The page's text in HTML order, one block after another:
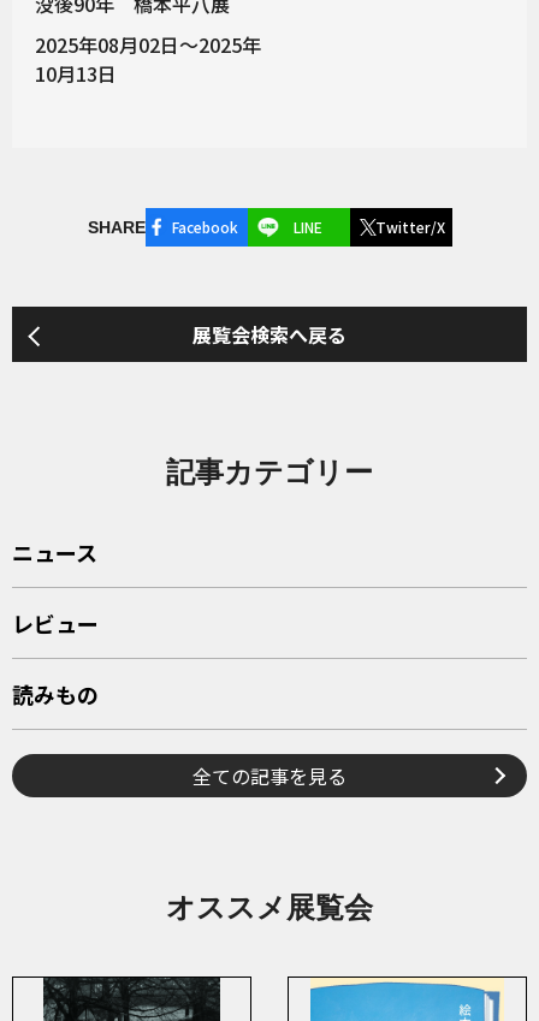
2025年08月02日～2025年
10月13日
SHARE Facebook LINE Twitter/X
展覧会検索へ戻る
記事カテゴリー
ニュース
レビュー
読みもの
全ての記事を見る
オススメ展覧会